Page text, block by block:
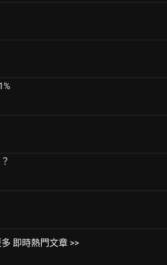
即時熱門文章 >>